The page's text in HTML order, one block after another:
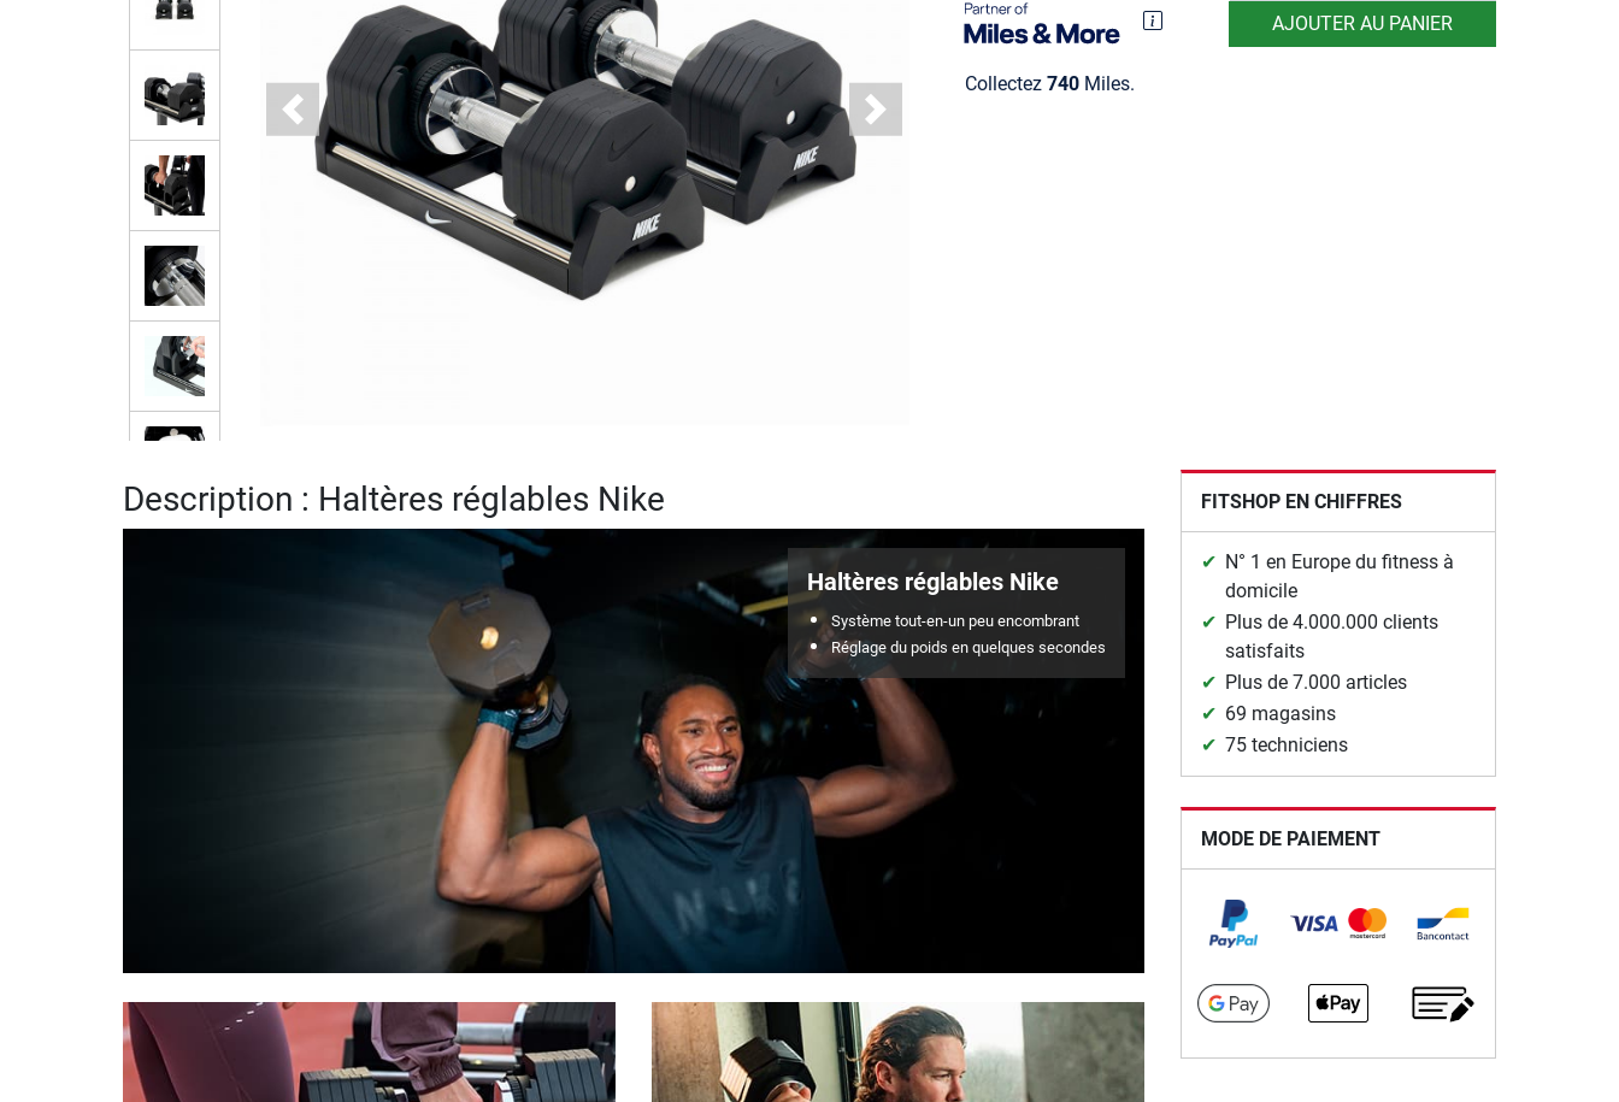
Previous Next
Collectez 740Miles.
AJOUTER AU PANIER
Description : Haltères réglables Nike
Haltères réglables Nike
Système tout-en-un peu encombrant
Réglage du poids en quelques secondes
FITSHOP EN CHIFFRES
N° 1 en Europe du fitness à
domicile
Plus de 4.000.000 clients
satisfaits
Plus de 7.000 articles
69 magasins
75 techniciens
MODE DE PAIEMENT